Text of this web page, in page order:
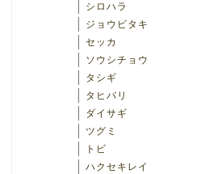
シロハラ
ジョウビタキ
セッカ
ソウシチョウ
タシギ
タヒバリ
ダイサギ
ツグミ
トビ
ハクセキレイ